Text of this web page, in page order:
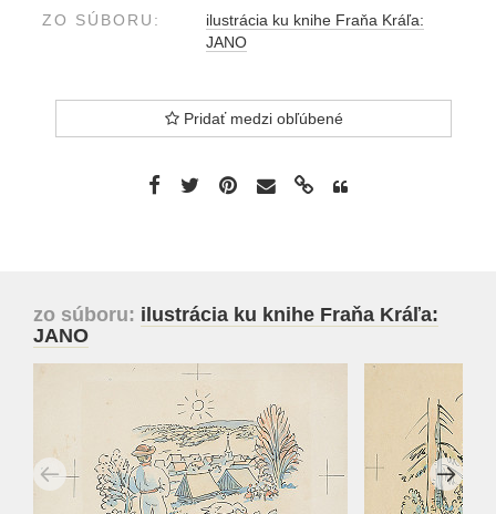
ZO SÚBORU:
ilustrácia ku knihe Fraňa Kráľa:
JANO
Pridať medzi obľúbené
zo súboru: ilustrácia ku knihe Fraňa Kráľa:
JANO